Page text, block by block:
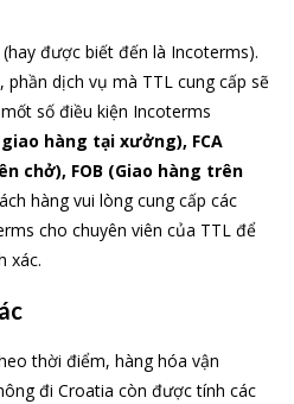
được biết đến là Incoterms).
dịch vụ mà TTL cung cấp sẽ
số điều kiện Incoterms
hàng tại xưởng), FCA
chở), FOB (Giao hàng trên
hàng vui lòng cung cấp các
cho chuyên viên của TTL để
xác.
thời điểm, hàng hóa vận
đi Croatia còn được tính các